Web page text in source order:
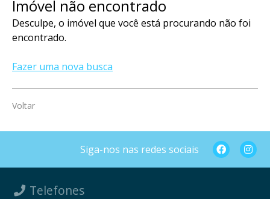
Imóvel não encontrado
Desculpe, o imóvel que você está procurando não foi
encontrado.
Fazer uma nova busca
Voltar
Siga-nos nas redes sociais
Telefones